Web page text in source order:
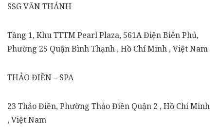
SSG VĂN THÁNH
Tầng 1, Khu TTTM Pearl Plaza, 561A Điện Biên Phủ,
Phường 25 Quận Bình Thạnh , Hồ Chí Minh , Việt Nam
THẢO ĐIỀN – SPA
23 Thảo Điền, Phường Thảo Điền Quận 2 , Hồ Chí Minh
, Việt Nam